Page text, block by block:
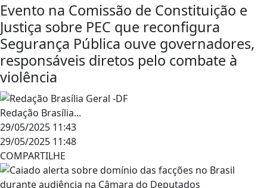
Evento na Comissão de Constituição e
Justiça sobre PEC que reconfigura
Segurança Pública ouve governadores,
responsáveis diretos pelo combate à
violência
Redação Brasília...
29/05/2025 11:43
29/05/2025 11:48
COMPARTILHE